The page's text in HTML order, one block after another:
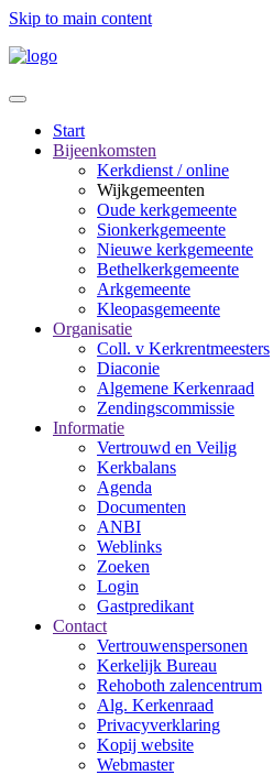
Skip to main content
Start
Bijeenkomsten
Kerkdienst / online
Wijkgemeenten
Oude kerkgemeente
Sionkerkgemeente
Nieuwe kerkgemeente
Bethelkerkgemeente
Arkgemeente
Kleopasgemeente
Organisatie
Coll. v Kerkrentmeesters
Diaconie
Algemene Kerkenraad
Zendingscommissie
Informatie
Vertrouwd en Veilig
Kerkbalans
Agenda
Documenten
ANBI
Weblinks
Zoeken
Login
Gastpredikant
Contact
Vertrouwenspersonen
Kerkelijk Bureau
Rehoboth zalencentrum
Alg. Kerkenraad
Privacyverklaring
Kopij website
Webmaster